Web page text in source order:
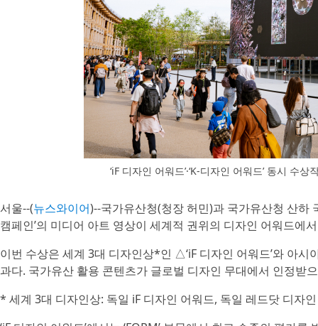
‘iF 디자인 어워드’·‘K-디자인 어워드’ 동시 수
서울--(뉴스와이어)--국가유산청(청장 허민)과 국가유산청 산하
캠페인’의 미디어 아트 영상이 세계적 권위의 디자인 어워드에
이번 수상은 세계 3대 디자인상*인 △‘iF 디자인 어워드’와 아
과다. 국가유산 활용 콘텐츠가 글로벌 디자인 무대에서 인정받
* 세계 3대 디자인상: 독일 iF 디자인 어워드, 독일 레드닷 디자